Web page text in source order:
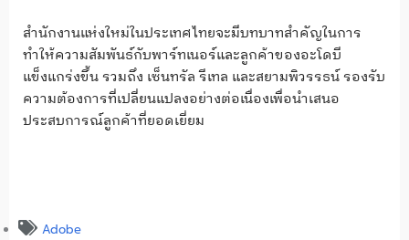
สำนักงานแห่งใหม่ในประเทศไทยจะมีบทบาทสำคัญในการ
ทำให้ความสัมพันธ์กับพาร์ทเนอร์และลูกค้าของอะโดบี
แข็งแกร่งขึ้น รวมถึง เซ็นทรัล รีเทล และสยามพิวรรธน์ รองรับ
ความต้องการที่เปลี่ยนแปลงอย่างต่อเนื่องเพื่อนำเสนอ
ประสบการณ์ลูกค้าที่ยอดเยี่ยม
Adobe